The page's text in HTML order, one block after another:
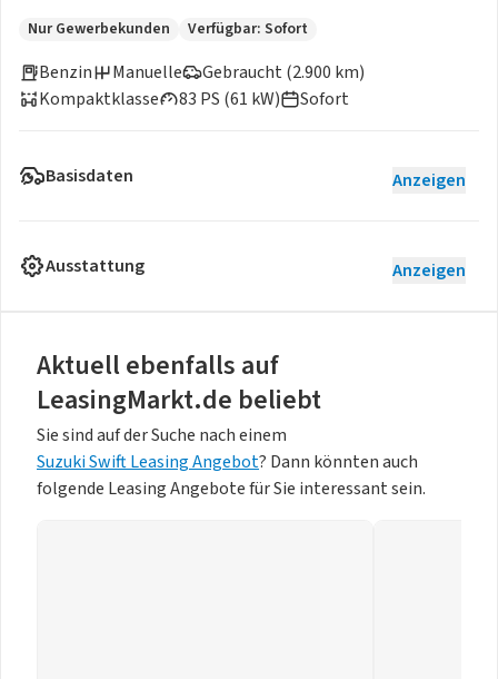
Nur Gewerbekunden Verfügbar: Sofort
Benzin
Gebraucht (2.900 km)
83 PS (61 kW)
Manuelle
Kompaktklasse
Sofort
Basisdaten Anzeigen
Ausstattung Anzeigen
Aktuell ebenfalls auf
LeasingMarkt.de beliebt
Sie sind auf der Suche nach einem
Suzuki Swift Leasing Angebot? Dann könnten auch
folgende Leasing Angebote für Sie interessant sein.